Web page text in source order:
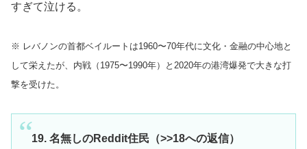
すぎて泣ける。
※ レバノンの首都ベイルートは1960〜70年代に文化・金融の中心地と
して栄えたが、内戦（1975〜1990年）と2020年の港湾爆発で大きな打
撃を受けた。
19. 名無しのReddit住民（>>18への返信）